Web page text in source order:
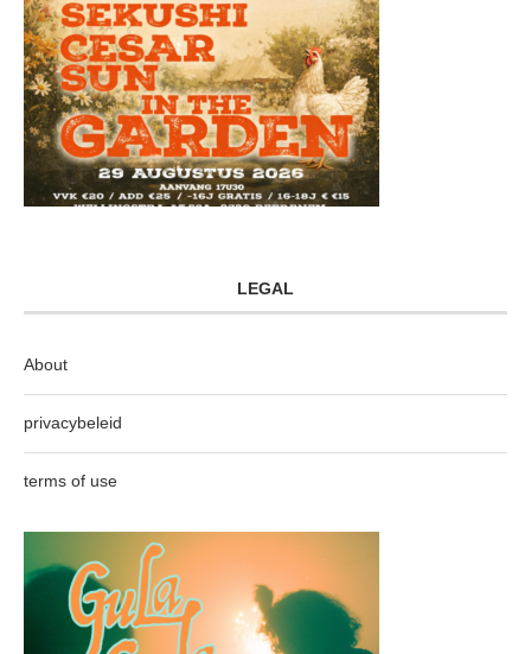
LEGAL
About
privacybeleid
terms of use